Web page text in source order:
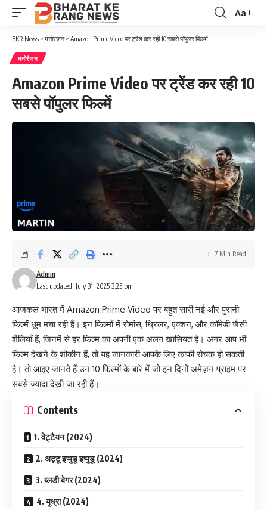
Font
Aa
BKR News > मनोरंजन> Amazon Prime Video पर ट्रेंड कर रही 10 सबसे पॉपुलर फिल्में
मनोरंजन
Amazon Prime Video पर ट्रेंड कर रही 10
सबसे पॉपुलर फिल्में
Last updated: July 31, 2025 3:25 pm
Admin
7 Min Read
आजकल भारत में Amazon Prime Video पर बहुत सारी नई और पुरानी
फिल्में धूम मचा रही हैं। इन फिल्मों में रोमांस, थ्रिलर, एक्शन, और कॉमेडी जैसी
शैलियाँ हैं, जिनमें से हर फिल्म का अपनी एक अलग खासियत है। अगर आप भी
फिल्म देखने के शौकीन हैं, तो यह जानकारी आपके लिए काफी रोचक हो सकती
है। तो आइए जानते हैं उन 10 फिल्मों के बारे में जो इन दिनों अमेज़न प्राइम पर
सबसे ज्यादा देखी जा रही हैं।
Contents
1. वेट्टैयन (2024)
2. अट्टू इप्पुडू इप्पुडू (2024)
3. ब्लडी बेगर (2024)
4. युध्रा (2024)